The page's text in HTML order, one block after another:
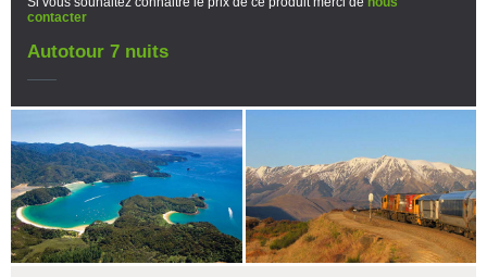
contacter
Autotour 7 nuits